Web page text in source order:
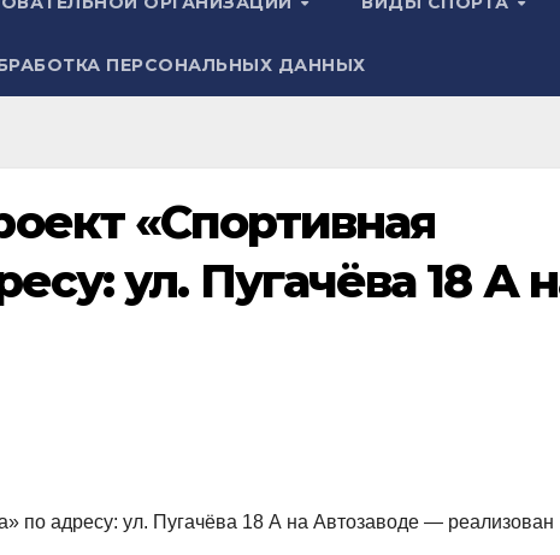
ПЕРСОНАЛЬНЫХ ДАННЫХ
«Спортивная
ул. Пугачёва 18 А
по адресу: ул. Пугачёва 18 А на Автозаводе — реализован